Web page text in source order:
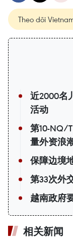
Theo dõi
近2000名
活动
第10-NQ/
量外资浪
保障边境
第33次外
越南政府
相关新闻